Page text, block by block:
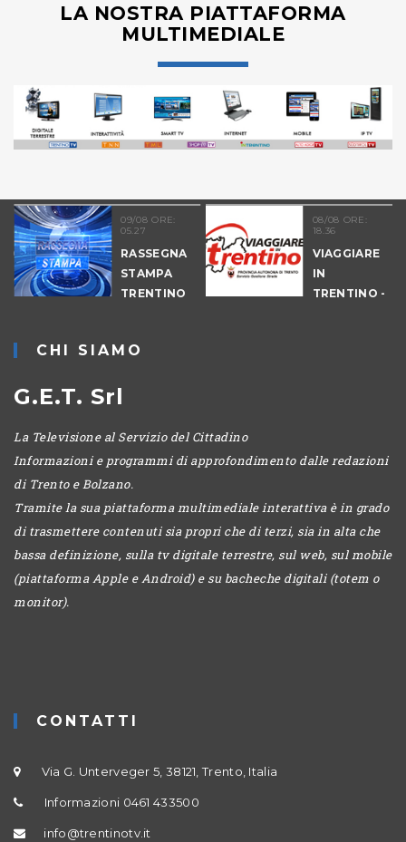
LA NOSTRA PIATTAFORMA
MULTIMEDIALE
09/08 ORE:
05.27
RASSEGNA
STAMPA
TRENTINO
18.36
VIAGGIARE
IN
CHI SIAMO
G.E.T. Srl
La Televisione al Servizio del Cittadino
Informazioni e programmi di approfondimento dalle redazioni
di Trento e Bolzano.
Tramite la sua piattaforma multimediale interattiva è in grado
di trasmettere contenuti sia propri che di terzi, sia in alta che
bassa definizione, sulla tv digitale terrestre, sul web, sul mobile
(piattaforma Apple e Android) e su bacheche digitali (totem o
monitor).
CONTATTI
Via G. Unterveger 5, 38121, Trento, Italia
Informazioni 0461 433500
info@trentinotv.it